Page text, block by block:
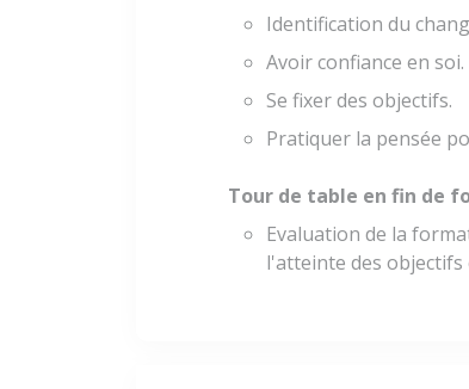
Identification du
Avoir confiance en soi.
Se fixer des objectifs.
Pratiquer la pensée
Tour de table en fin de
Evaluation de la
l'atteinte des